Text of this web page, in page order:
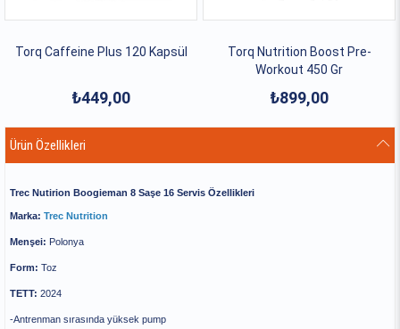
Torq Caffeine Plus 120 Kapsül
₺449,00
Torq Nutrition Boost Pre-
Workout 450 Gr
₺899,00
Ürün Özellikleri
Trec Nutirion Boogieman 8 Saşe 16 Servis Özellikleri
Marka: Trec Nutrition
Menşei: Polonya
Form: Toz
TETT: 2024
-Antrenman sırasında yüksek pump